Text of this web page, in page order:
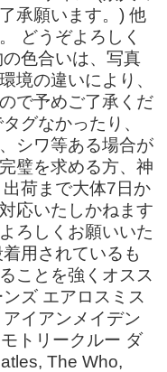
承願います。) 他
どうぞよろしく
色合いは、写真
境の違いにより、
で予めご了承くだ
グなかったり、
シワ等ある場合が
璧を求める方、神
荷まで大体7日か
応いたしかねます
ろしくお願いいた
用されているも
ことを強くオスス
ズ エアロスミス
イアンメイデン
トリークルー ダ
The Who,